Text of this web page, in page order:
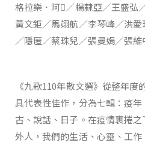
格拉樂．阿𡠄／楊隸亞／王盛弘
黃文鉅／馬翊航／李琴峰／洪
／隱匿／蔡珠兒／張曼娟／張維
《九歌110年散文選》從整年
具代表性佳作，分為七輯：疫
古、說話、日子。在疫情裹捲
外人，我們的生活、心靈、工